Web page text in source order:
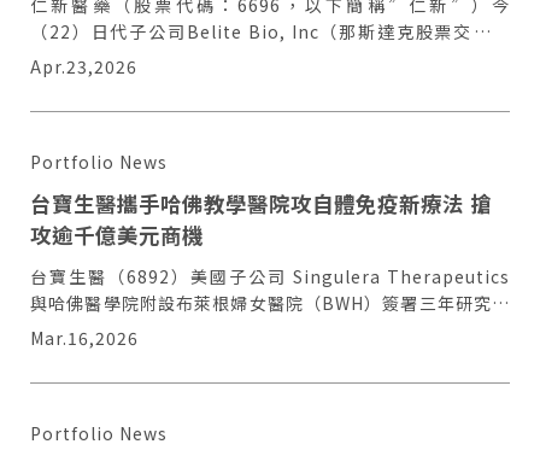
仁新醫藥（股票代碼：6696，以下簡稱”仁新”）今
（22）日代子公司Belite Bio, Inc（那斯達克股票交易代
碼：BLTE，以下簡稱”Belite”）公告，Belite已正式向
美國FDA提出治療斯特格病變新藥LBS-
008（Tinlarebant）之新藥查驗登記申請（NDA）滾動式
Apr.23,2026
Portfolio News
台寶生醫攜手哈佛教學醫院攻自體免疫新療法 搶
攻逾千億美元商機
台寶生醫（6892）美國子公司 Singulera Therapeutics
與哈佛醫學院附設布萊根婦女醫院（BWH）簽署三年研究合
作協議
Mar.16,2026
Portfolio News